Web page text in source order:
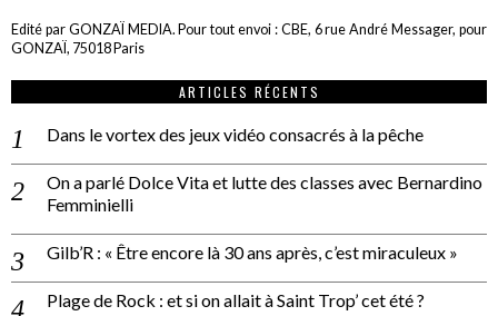
Edité par GONZAÏ MEDIA. Pour tout envoi : CBE, 6 rue André Messager, pour
GONZAÏ, 75018 Paris
ARTICLES RÉCENTS
Dans le vortex des jeux vidéo consacrés à la pêche
On a parlé Dolce Vita et lutte des classes avec Bernardino
Femminielli
Gilb’R : « Être encore là 30 ans après, c’est miraculeux »
Plage de Rock : et si on allait à Saint Trop’ cet été ?